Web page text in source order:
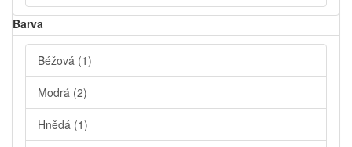
Barva
Béžová (1)
Modrá (2)
Hnědá (1)